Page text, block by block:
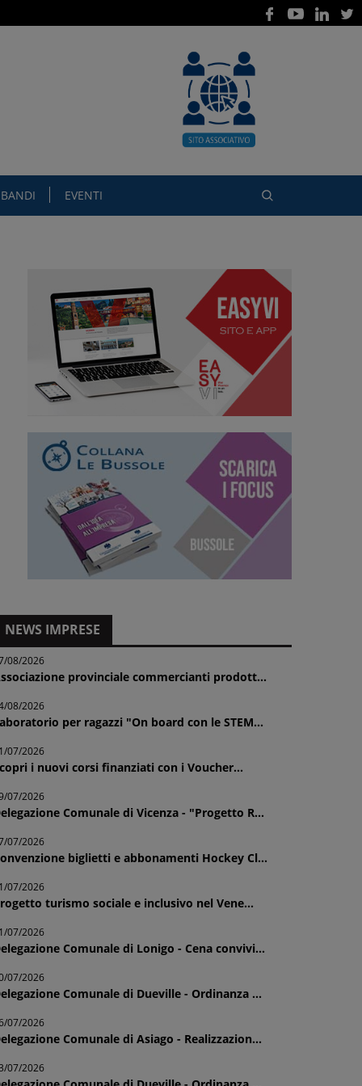
BANDI EVENTI
NEWS IMPRESE
08/2026
provinciale commercianti prodott...
08/2026
per ragazzi "On board con le STEM...
07/2026
i nuovi corsi finanziati con i Voucher...
07/2026
Comunale di Vicenza - "Progetto R...
07/2026
biglietti e abbonamenti Hockey Cl...
07/2026
turismo sociale e inclusivo nel Vene...
07/2026
Comunale di Lonigo - Cena convivi...
07/2026
Comunale di Dueville - Ordinanza ...
07/2026
Comunale di Asiago - Realizzazion...
07/2026